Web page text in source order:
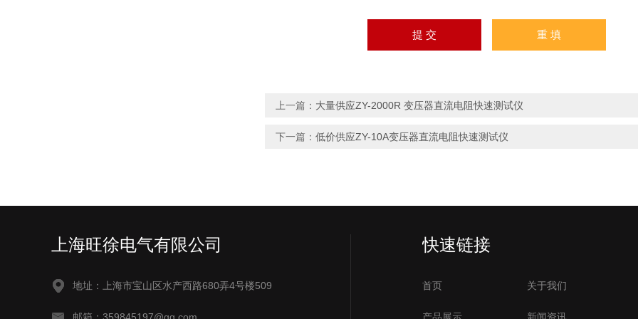
上一篇： 大量供应ZY-2000R 变压器直流电阻快速测试仪
下一篇： 低价供应ZY-10A变压器直流电阻快速测试仪
上海旺徐电气有限公司
地址：上海市宝山区水产西路680弄4号楼509
快速链接
首页 关于我们